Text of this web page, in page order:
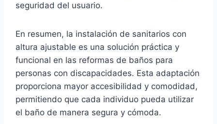
seguridad del usuario.
En resumen, la instalación de sanitarios con
altura ajustable es una solución práctica y
funcional en las reformas de baños para
personas con discapacidades. Esta adaptación
proporciona mayor accesibilidad y comodidad,
permitiendo que cada individuo pueda utilizar
el baño de manera segura y cómoda.